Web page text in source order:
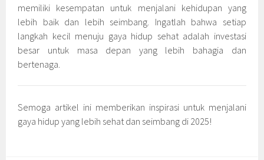
memiliki kesempatan untuk menjalani kehidupan yang
lebih baik dan lebih seimbang. Ingatlah bahwa setiap
langkah kecil menuju gaya hidup sehat adalah investasi
besar untuk masa depan yang lebih bahagia dan
bertenaga.
Semoga artikel ini memberikan inspirasi untuk menjalani
gaya hidup yang lebih sehat dan seimbang di 2025!